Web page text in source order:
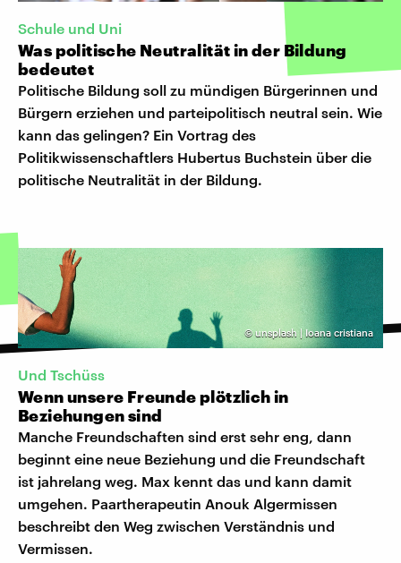
Schule und Uni
Was politische Neutralität in der Bildung
bedeutet
Politische Bildung soll zu mündigen Bürgerinnen und
Bürgern erziehen und parteipolitisch neutral sein. Wie
kann das gelingen? Ein Vortrag des
Politikwissenschaftlers Hubertus Buchstein über die
politische Neutralität in der Bildung.
© unsplash | Ioana cristiana
Und Tschüss
Wenn unsere Freunde plötzlich in
Beziehungen sind
Manche Freundschaften sind erst sehr eng, dann
beginnt eine neue Beziehung und die Freundschaft
ist jahrelang weg. Max kennt das und kann damit
umgehen. Paartherapeutin Anouk Algermissen
beschreibt den Weg zwischen Verständnis und
Vermissen.